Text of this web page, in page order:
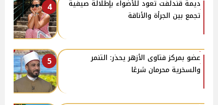
4
ديمة قندلفت تعود للأضواء بإطلالة صيفية
تجمع بين الجرأة والأناقة
5
عضو بمركز فتاوى الأزهر يحذر: التنمر
والسخرية محرمان شرعًا